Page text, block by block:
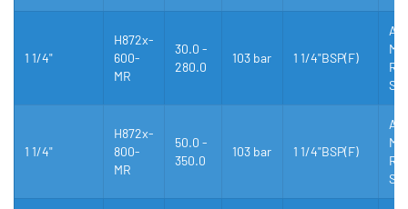
1 1/4"
H872x-
600-
MR
30.0 -
280.0
103 bar 1 1/4"BSP(F)
1 1/4"
H872x-
800-
MR
50.0 -
350.0
103 bar 1 1/4"BSP(F)